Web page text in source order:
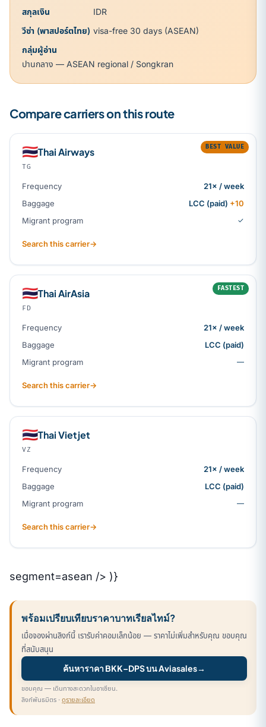
สกุลเงิน
IDR
วีซ่า (พาสปอร์ตไทย) visa-free 30 days (ASEAN)
กลุ่มผู้อ่าน
ปานกลาง — ASEAN regional / Songkran
Compare carriers on this route
BEST VALUE
🇹🇭Thai Airways
TG
Frequency
21× / week
Baggage
LCC (paid) +10
Migrant program
✓
Search this carrier→
FASTEST
🇹🇭Thai AirAsia
FD
Frequency
21× / week
Baggage
LCC (paid)
Migrant program
—
Search this carrier→
🇹🇭Thai Vietjet
VZ
Frequency
21× / week
Baggage
LCC (paid)
Migrant program
—
Search this carrier→
segment=asean /> )}
พร้อมเปรียบเทียบราคาบาทเรียลไทม์?
เมื่อจองผ่านลิงก์นี้ เรารับค่าคอมเล็กน้อย — ราคาไม่เพิ่มสำหรับคุณ ขอบคุณ
ที่สนับสนุน
ค้นหาราคา BKK–DPS บน Aviasales→
ขอบคุณ — เดินทางสะดวกในอาเซียน.
ลิงก์พันธมิตร · ดูรายละเอียด